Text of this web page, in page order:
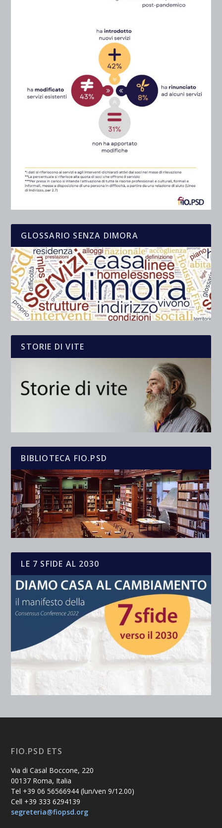
GLOSSARIO SENZA DIMORA
STORIE DI VITE
BIBLIOTECA FIO.PSD
LE 7 SFIDE AL 2030
FIO.PSD ETS
Via di Casal Boccone, 220
00137 Roma, Italia
Tel +39 06 56566944 (lun/ven 9/12.00)
Cell +39 333 6294139
segreteria@fiopsd.org